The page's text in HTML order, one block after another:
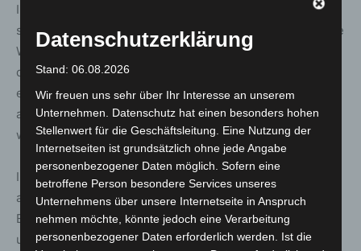
Im Sanierungsbereich der Hindenburgstraße befinden
sich mehrere größere Liegenschaften, deren bestehende
Wärmeerzeugungsanlagen in den kommenden Jahren
das Ende ihrer Lebensdauer erreichen oder bereits
erreicht haben. Diese Gebäude könnten perspektivisch
an die Nahwärmeversorgung der EPL angeschlossen
werden.
Im Rahmen der Transformations- und Ausbauplanung für
alle sechs Wärmenetze der EPL wurde das
Erweiterungsgebiet Hindenburgstraße detailliert
untersucht. Dabei wurde ein jährlicher Wärmebedarf von
Datenschutzerklärung
Stand: 06.08.2026
Wir freuen uns sehr über Ihr Interesse an unserem
Unternehmen. Datenschutz hat einen besonders hohen
Stellenwert für die Geschäftsleitung. Eine Nutzung der
Internetseiten ist grundsätzlich ohne jede Angabe
personenbezogener Daten möglich. Sofern eine
betroffene Person besondere Services unseres
Unternehmens über unsere Internetseite in Anspruch
nehmen möchte, könnte jedoch eine Verarbeitung
personenbezogener Daten erforderlich werden. Ist die